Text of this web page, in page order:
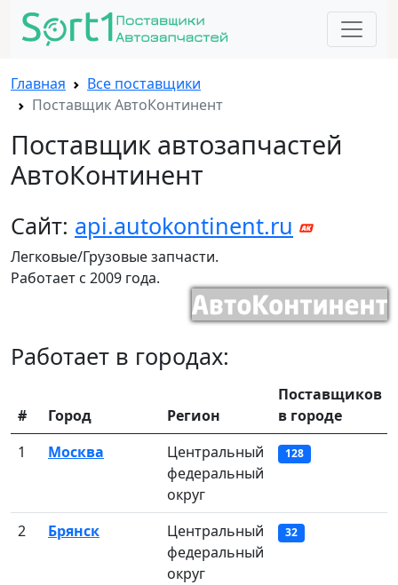
Главная
Все поставщики
Поставщик АвтоКонтинент
Поставщик автозапчастей
АвтоКонтинент
Сайт: api.autokontinent.ru
Легковые/Грузовые запчасти.
Работает с 2009 года.
Работает в городах:
# Город Регион
Поставщиков
в городе
1
Москва
Центральный
федеральный
округ
128
2 Брянск
Центральный
федеральный
округ
32